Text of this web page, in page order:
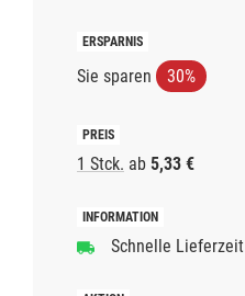
Sie sparen 30%
1 Stck. ab 5,33 €
Schnelle Lieferzeit